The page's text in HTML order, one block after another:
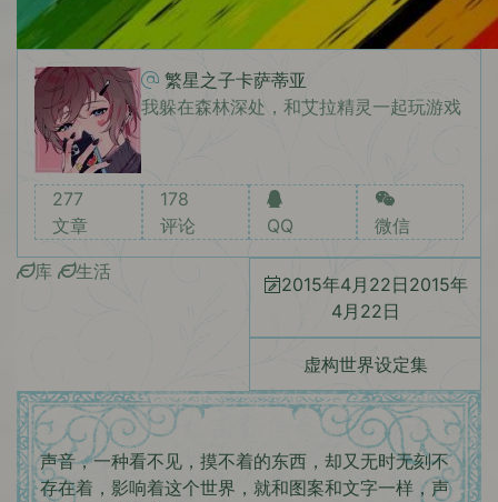
繁星之子卡萨蒂亚
我躲在森林深处，和艾拉精灵一起玩游戏
277
文章
178
评论
QQ 微信
库 生活
2015年4月22日 2015年
4月22日
虚构世界设定集
声音，一种看不见，摸不着的东西，却又无时无刻不
存在着，影响着这个世界，就和图案和文字一样，声